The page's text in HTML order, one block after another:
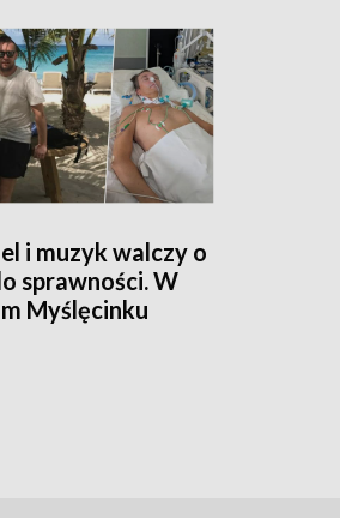
i muzyk walczy o
sprawności. W
Myślęcinku